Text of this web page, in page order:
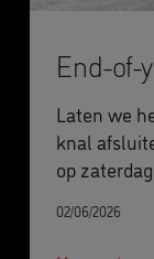
End-of-
Laten we
knal
op
02/06/2026